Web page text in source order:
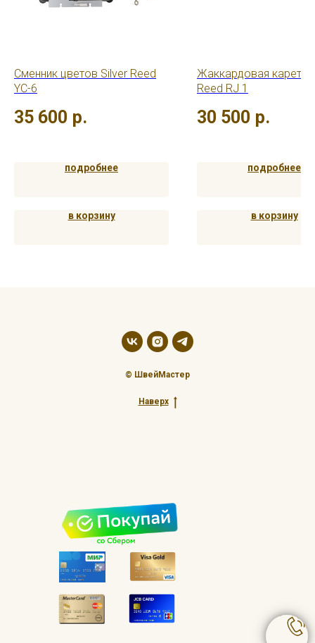
Сменник цветов Silver Reed
YC-6
35 600 р.
подробнее
в корзину
Жаккардовая каретка
Reed RJ 1
30 500 р.
подробнее
в корзину
© ШвейМастер
Наверх